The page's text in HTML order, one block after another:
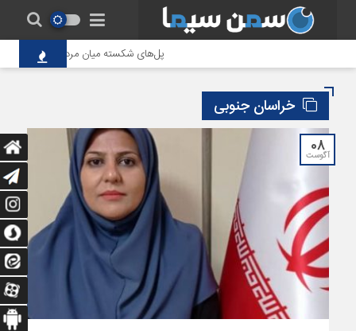
پل‌های شکسته میان مردم و حاکمیت؛
خراسان جنوبی
08
آگوست